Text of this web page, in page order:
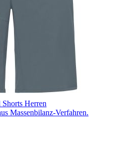
Herren
Massenbilanz-Verfahren.